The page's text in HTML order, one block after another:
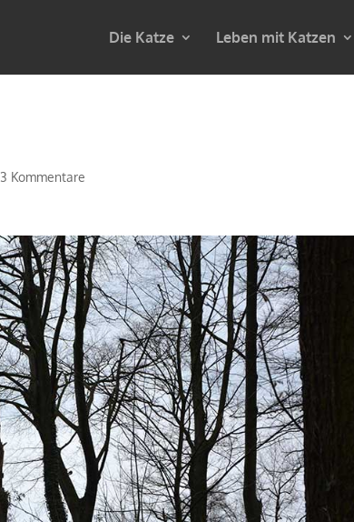
Die Katze Leben mit Katzen
3 Kommentare